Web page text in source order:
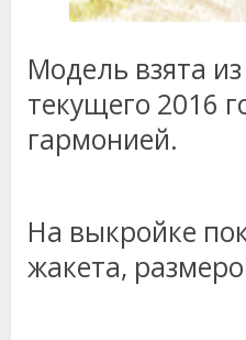
Модель взята
текущего 2016
гармонией.
На выкройке
жакета,